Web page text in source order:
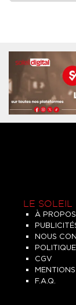
LE SOLEIL
À PROPOS
NOUS
CGV
F.A.Q.